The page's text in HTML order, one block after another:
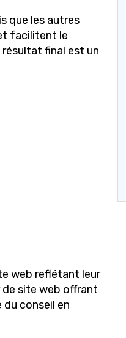
que les autres
facilitent le
final est un
web reflétant leur
site web offrant
conseil en